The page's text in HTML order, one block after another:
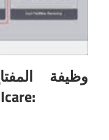
وظيفة
احترافي لاستعادة بيانات Icare: